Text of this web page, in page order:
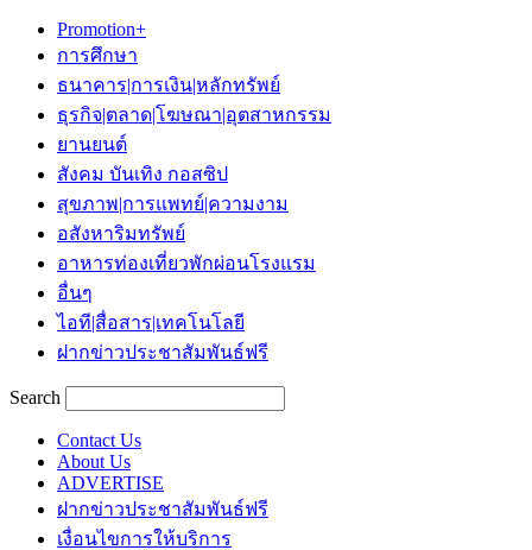
Promotion+
การศึกษา
ธนาคาร|การเงิน|หลักทรัพย์
ธุรกิจ|ตลาด|โฆษณา|อุตสาหกรรม
ยานยนต์
สังคม บันเทิง กอสซิป
สุขภาพ|การแพทย์|ความงาม
อสังหาริมทรัพย์
อาหารท่องเที่ยวพักผ่อนโรงแรม
อื่นๆ
ไอที|สื่อสาร|เทคโนโลยี
ฝากข่าวประชาสัมพันธ์ฟรี
Search
Contact Us
About Us
ADVERTISE
ฝากข่าวประชาสัมพันธ์ฟรี
เงื่อนไขการให้บริการ